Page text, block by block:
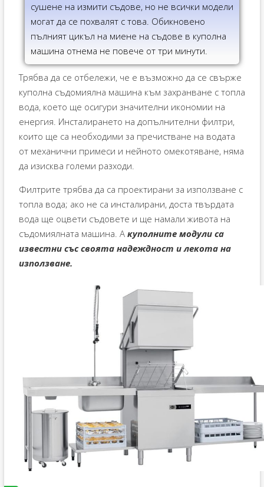
сушене на измити съдове, но не всички модели
могат да се похвалят с това. Обикновено
пълният цикъл на миене на съдове в куполна
машина отнема не повече от три минути.
Трябва да се отбележи, че е възможно да се свърже
куполна съдомиялна машина към захранване с топла
вода, което ще осигури значителни икономии на
енергия. Инсталирането на допълнителни филтри,
които ще са необходими за пречистване на водата
от механични примеси и нейното омекотяване, няма
да изисква големи разходи.
Филтрите трябва да са проектирани за използване с
топла вода; ако не са инсталирани, доста твърдата
вода ще оцвети съдовете и ще намали живота на
съдомиялната машина. А куполните модули са
известни със своята надеждност и лекота на
използване.